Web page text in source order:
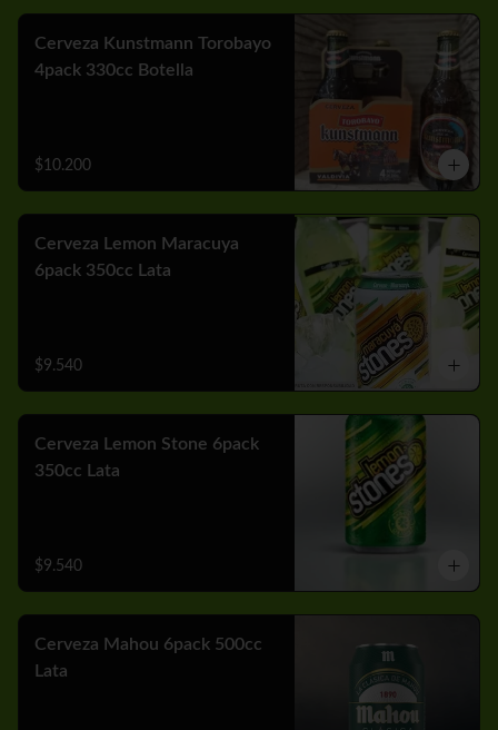
Cerveza Kunstmann Torobayo
4pack 330cc Botella
$10.200
Cerveza Lemon Maracuya
6pack 350cc Lata
$9.540
Cerveza Lemon Stone 6pack
350cc Lata
$9.540
Cerveza Mahou 6pack 500cc
Lata